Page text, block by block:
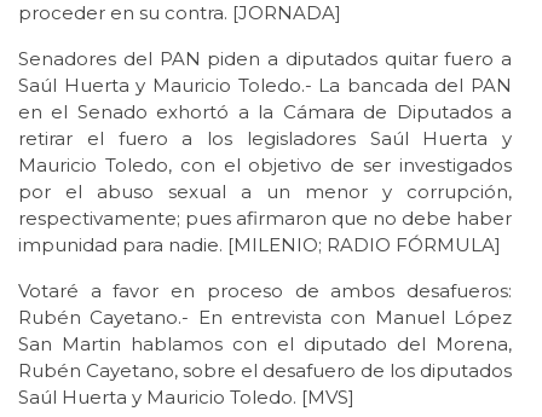
proceder en su contra. [JORNADA]
Senadores del PAN piden a diputados quitar fuero a
Saúl Huerta y Mauricio Toledo.- La bancada del PAN
en el Senado exhortó a la Cámara de Diputados a
retirar el fuero a los legisladores Saúl Huerta y
Mauricio Toledo, con el objetivo de ser investigados
por el abuso sexual a un menor y corrupción,
respectivamente; pues afirmaron que no debe haber
impunidad para nadie. [MILENIO; RADIO FÓRMULA]
Votaré a favor en proceso de ambos desafueros:
Rubén Cayetano.- En entrevista con Manuel López
San Martin hablamos con el diputado del Morena,
Rubén Cayetano, sobre el desafuero de los diputados
Saúl Huerta y Mauricio Toledo. [MVS]